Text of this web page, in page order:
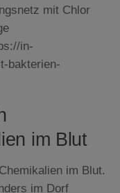
mit Chlor
in-
bakterien-
im Blut
im Blut.
im Dorf